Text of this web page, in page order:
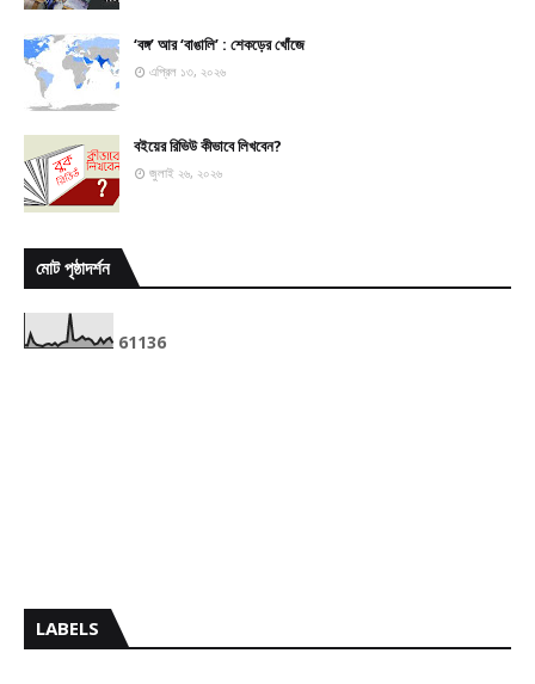
‘বঙ্গ’ আর ‘বাঙালি’ : শেকড়ের খোঁজে
এপ্রিল ১৩, ২০২৬
বইয়ের রিভিউ কীভাবে লিখবেন?
জুলাই ২৬, ২০২৬
মোট পৃষ্ঠাদর্শন
61136
LABELS